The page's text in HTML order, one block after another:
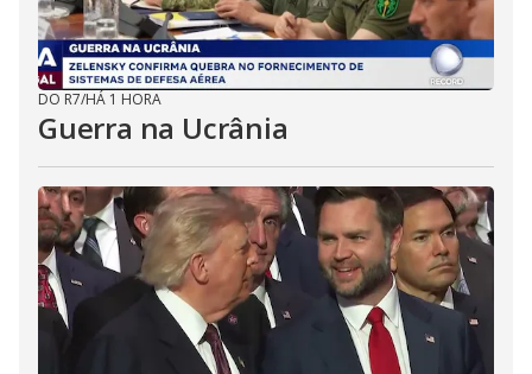
DO R7/HÁ 1 HORA
Guerra na Ucrânia